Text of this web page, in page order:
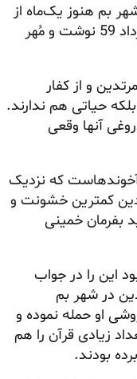
بم هنوز یک‌ماه از
حرفهای خمینی نگذشته، رسماً در 2 مرداد 59 نوشت و مُهر
و از کفار
حیاتی هم ندارند.
آنها وقعی
که نزدیک
کمترین خشونت و
بفرمان خمینی
این را در جواب
در شهر بم
او حمله نموده و
زیادی قرآن را هم
بودند.